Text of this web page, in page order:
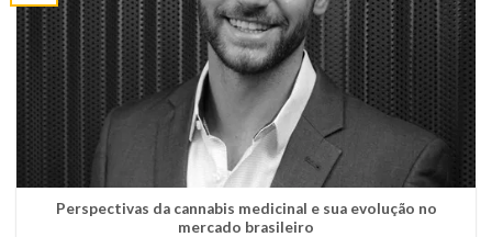
Perspectivas da cannabis medicinal e sua evolução no
mercado brasileiro